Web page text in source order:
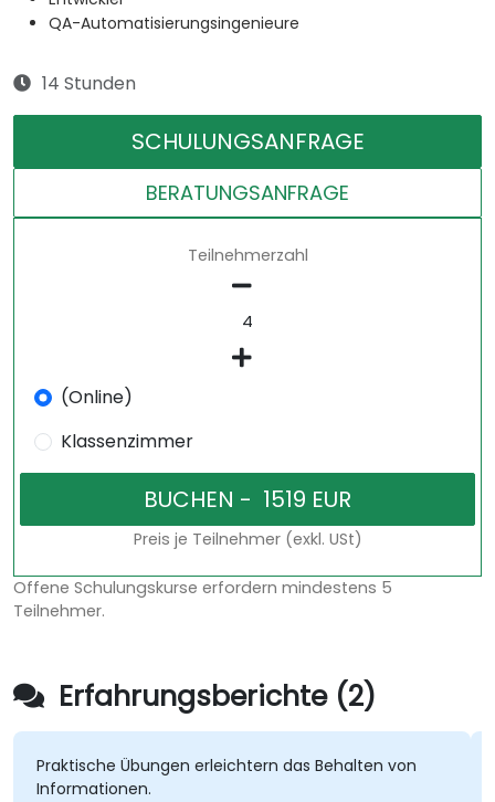
QA-Automatisierungsingenieure
14 Stunden
SCHULUNGSANFRAGE
BERATUNGSANFRAGE
Teilnehmerzahl
(Online)
Klassenzimmer
Preis je Teilnehmer (exkl. USt)
Offene Schulungskurse erfordern mindestens 5
Teilnehmer.
Erfahrungsberichte (2)
Praktische Übungen erleichtern das Behalten von
Informationen.